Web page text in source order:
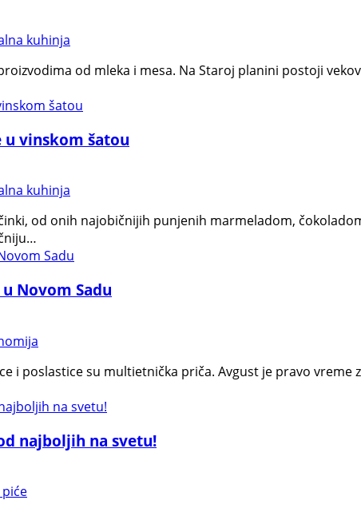
kuhinja
od mleka i mesa. Na Staroj planini postoji
u vinskom šatou
kuhinja
od onih najobičnijih punjenih marmeladom,
Novom Sadu
i poslastice su multietnička priča. Avgust je pravo
najboljih na svetu!